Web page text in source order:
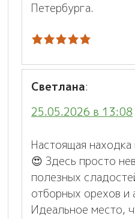
Петербурга.
Светлана:
25.05.2026 в 13:08
Настоящая
😍 Здесь просто
полезных
отборных орехов и
Идеальное место,